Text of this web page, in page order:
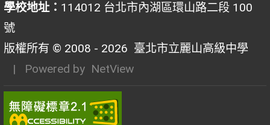
學校地址： 114012 台北市內湖區環山路二段 100
號
版權所有 © 2008 - 2026 臺北市立麗山高級中學
| Powered by NetView